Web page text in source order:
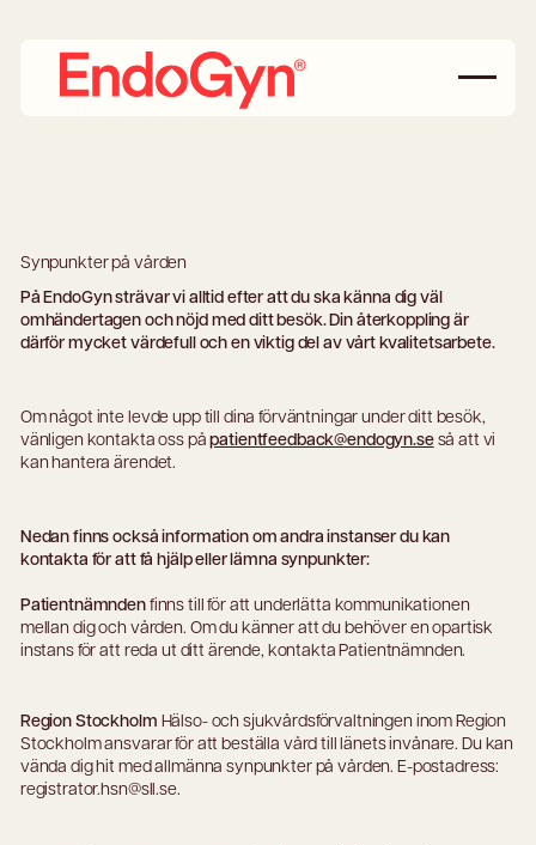
Synpunkter på vården
På EndoGyn strävar vi alltid efter att du ska känna dig väl
omhändertagen och nöjd med ditt besök. Din återkoppling är
därför mycket värdefull och en viktig del av vårt kvalitetsarbete.
Om något inte levde upp till dina förväntningar under ditt besök,
vänligen kontakta oss påpatientfeedback@endogyn.seså att vi
kan hantera ärendet.
Nedan finns också information om andra instanser du kan
kontakta för att få hjälp eller lämna synpunkter:
Patientnämndenfinns till för att underlätta kommunikationen
mellan dig och vården. Om du känner att du behöver en opartisk
instans för att reda ut ditt ärende, kontakta Patientnämnden.
Region Stockholm Hälso- och sjukvårdsförvaltningen inom Region
Stockholm ansvarar för att beställa vård till länets invånare. Du kan
vända dig hit med allmänna synpunkter på vården. E-postadress:
registrator.hsn@sll.se.